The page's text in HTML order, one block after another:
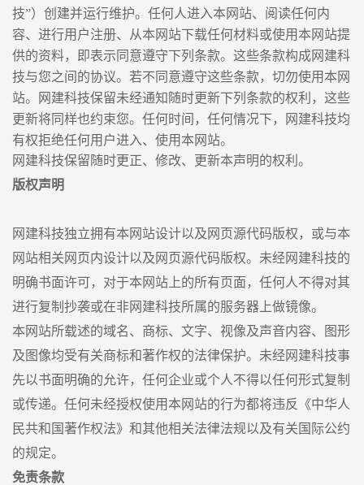
技”）创建并运行维护。任何人进入本网站、阅读任何内
容、进行用户注册、从本网站下载任何材料或使用本网站提
供的资料，即表示同意遵守下列条款。这些条款构成网建科
技与您之间的协议。若不同意遵守这些条款，切勿使用本网
站。网建科技保留未经通知随时更新下列条款的权利，这些
更新将同样也约束您。任何时间，任何情况下，网建科技均
有权拒绝任何用户进入、使用本网站。
网建科技保留随时更正、修改、更新本声明的权利。
版权声明
网建科技独立拥有本网站设计以及网页源代码版权，或与本
网站相关网页内设计以及网页源代码版权。未经网建科技的
明确书面许可，对于本网站上的所有页面，任何人不得对其
进行复制抄袭或在非网建科技所属的服务器上做镜像。
本网站所载述的域名、商标、文字、视像及声音内容、图形
及图像均受有关商标和著作权的法律保护。未经网建科技事
先以书面明确的允许，任何企业或个人不得以任何形式复制
或传递。任何未经授权使用本网站的行为都将违反《中华人
民共和国著作权法》和其他相关法律法规以及有关国际公约
的规定。
免责条款